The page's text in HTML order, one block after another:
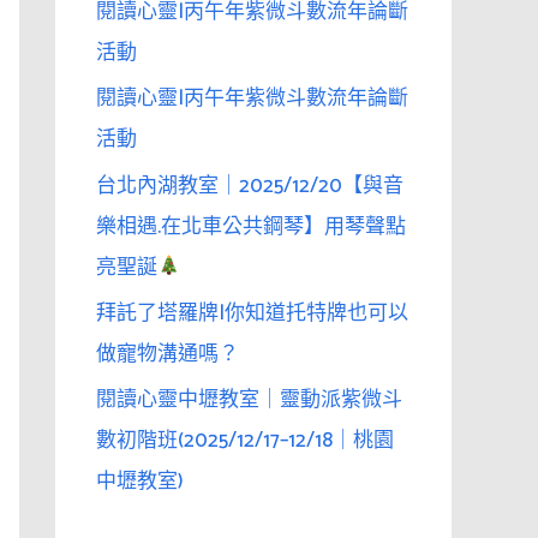
閱讀心靈|丙午年紫微斗數流年論斷
活動
閱讀心靈|丙午年紫微斗數流年論斷
活動
台北內湖教室｜2025/12/20【與音
樂相遇.在北車公共鋼琴】用琴聲點
亮聖誕
拜託了塔羅牌|你知道托特牌也可以
做寵物溝通嗎？
閱讀心靈中壢教室｜靈動派紫微斗
數初階班(2025/12/17–12/18｜桃園
中壢教室)